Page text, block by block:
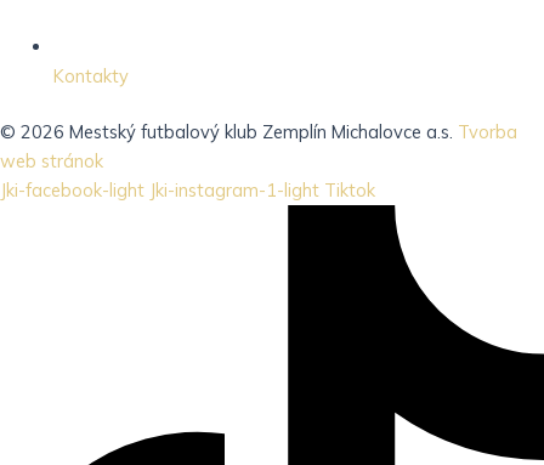
Kontakty
© 2026 Mestský futbalový klub Zemplín Michalovce a.s. Tvorba
web stránok
Jki-facebook-light Jki-instagram-1-light Tiktok